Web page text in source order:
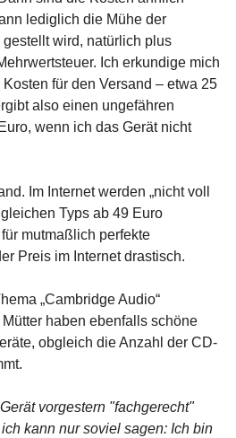
lediglich die Mühe der
wird, natürlich plus
Ich erkundige mich
für den Versand – etwa 25
also einen ungefähren
wenn ich das Gerät nicht
Im Internet werden „nicht voll
Typs ab 49 Euro
mutmaßlich perfekte
Preis im Internet drastisch.
„Cambridge Audio“
haben ebenfalls schöne
obgleich die Anzahl der CD-
vorgestern "fachgerecht"
kann nur soviel sagen: Ich bin